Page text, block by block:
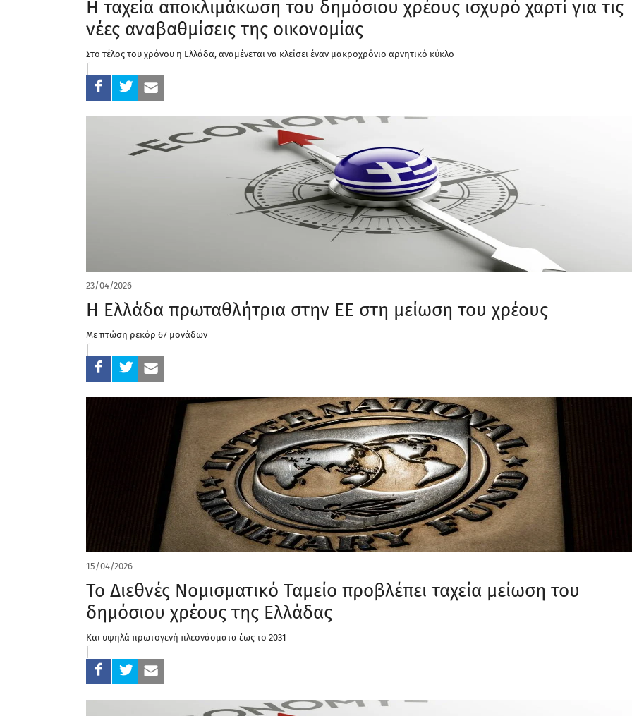
Η ταχεία αποκλιμάκωση του δημόσιου χρέους ισχυρό χαρτί για τις
νέες αναβαθμίσεις της οικονομίας
Στο τέλος του χρόνου η Ελλάδα, αναμένεται να κλείσει έναν μακροχρόνιο αρνητικό κύκλο
23/04/2026
Η Ελλάδα πρωταθλήτρια στην ΕΕ στη μείωση του χρέους
Με πτώση ρεκόρ 67 μονάδων
15/04/2026
Το Διεθνές Νομισματικό Ταμείο προβλέπει ταχεία μείωση του
δημόσιου χρέους της Ελλάδας
Και υψηλά πρωτογενή πλεονάσματα έως το 2031